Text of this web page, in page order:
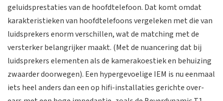
geluidsprestaties van de hoofdtelefoon. Dat komt omdat
karakteristieken van hoofdtelefoons vergeleken met die van
luidsprekers enorm verschillen, wat de matching met de
versterker belangrijker maakt. (Met de nuancering dat bij
luidsprekers elementen als de kamerakoestiek en behuizing
zwaarder doorwegen). Een hypergevoelige IEM is nu eenmaal
iets heel anders dan een op hifi-installaties gerichte over-